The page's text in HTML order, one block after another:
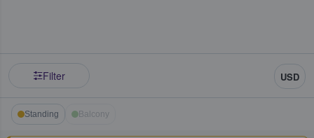
Filter USD
Standing Balcony